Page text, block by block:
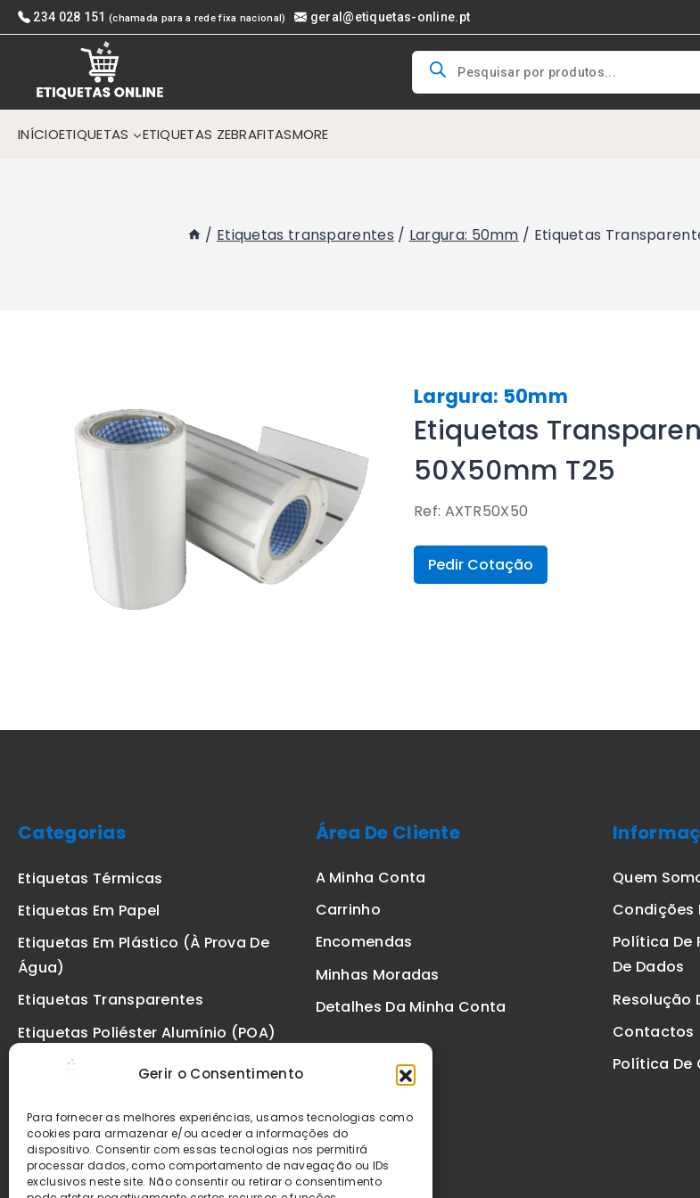
Gerir o Consentimento
Para fornecer as melhores experiências, usamos tecnologias como
cookies para armazenar e/ou aceder a informações do
dispositivo. Consentir com essas tecnologias nos permitirá
processar dados, como comportamento de navegação ou IDs
exclusivos neste site. Não consentir ou retirar o consentimento
Skip
to
234 028 151 (chamada para a rede fixa nacional) geral@etiquetas-online.pt
Products
search
INÍCIOETIQUETAS ETIQUETAS ZEBRAFITASMORE
/ Etiquetas transparentes / Largura: 50mm / Etiquetas
Largura: 50mm
Etiquetas
50X50mm T25
Ref: AXTR50X50
Pedir Cotação
Categorias
Etiquetas Térmicas
Etiquetas Em Papel
Etiquetas Em Plástico (à Prova De
Água)
Etiquetas Transparentes
Etiquetas Poliéster Alumínio (POA)
Etiquetas De Segurança VOID
Etiquetas Zebra
Fitas
Área De Cliente
A Minha Conta
Carrinho
Encomendas
Minhas Moradas
Detalhes Da Minha Conta
Quem
Condições
Política De
De Dados
Resolução
Contactos
Política De